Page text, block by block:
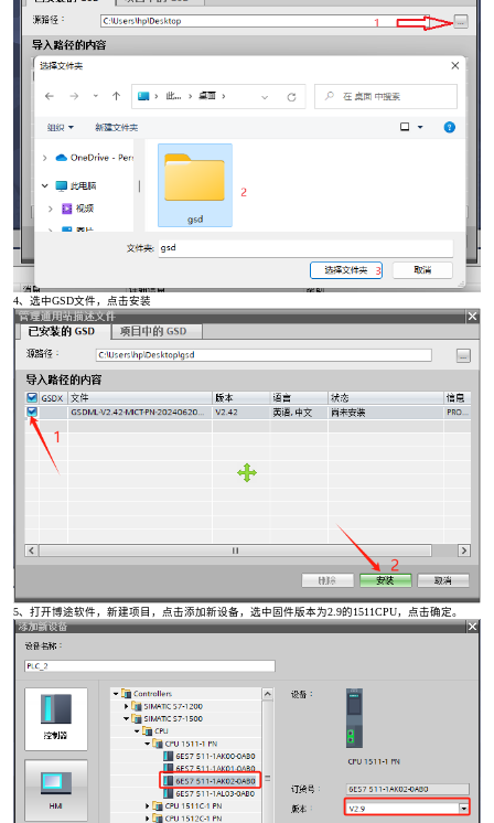
4、选中GSD文件，点击安装
5、打开博途软件，新建项目，点击添加新设备，选中固件版本为2.9的1511CPU，点击确定。